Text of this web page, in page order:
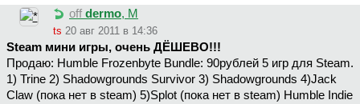
off dermo, М
ts 20 авг 2011 в 14:36
Steam мини игры, очень ДЁШЕВО!!!
Продаю: Humble Frozenbyte Bundle: 90рублей 5 игр для Steam.
1) Trine 2) Shadowgrounds Survivor 3) Shadowgrounds 4)Jack
Claw (пока нет в steam) 5)Splot (пока нет в steam) Humble Indie